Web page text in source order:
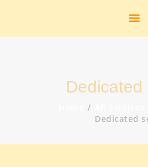
Dedicated
Dedicated
HEIMATSTUBE
DER
DIE K.M.E.
GEOLOGIE